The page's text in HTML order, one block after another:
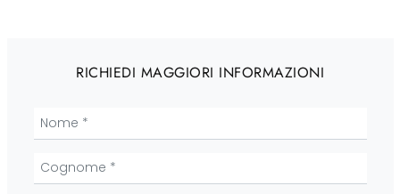
RICHIEDI MAGGIORI INFORMAZIONI